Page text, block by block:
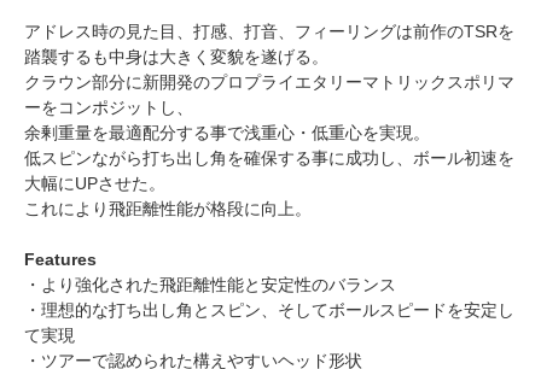
アドレス時の見た目、打感、打音、フィーリングは前作のTSRを
踏襲するも中身は大きく変貌を遂げる。
クラウン部分に新開発のプロプライエタリーマトリックスポリマ
ーをコンポジットし、
余剰重量を最適配分する事で浅重心・低重心を実現。
低スピンながら打ち出し角を確保する事に成功し、ボール初速を
大幅にUPさせた。
これにより飛距離性能が格段に向上。
Features
・より強化された飛距離性能と安定性のバランス
・理想的な打ち出し角とスピン、そしてボールスピードを安定し
て実現
・ツアーで認められた構えやすいヘッド形状